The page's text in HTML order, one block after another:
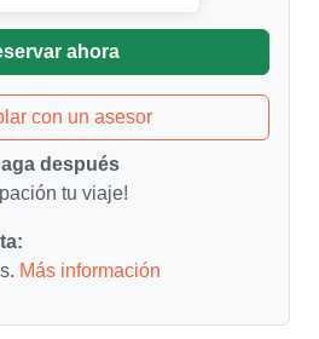
ahora
con un asesor
después
tu viaje!
Más información